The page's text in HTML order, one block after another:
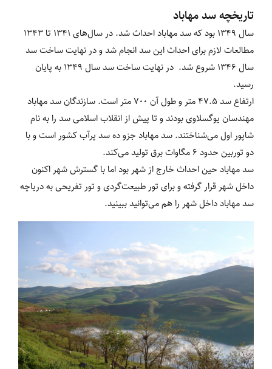
تاریخچه سد مهاباد
سال 1349 بود که سد مهاباد احداث شد. در سال‌های 1341 تا 1343
مطالعات لازم برای احداث این سد انجام شد و در نهایت ساخت سد
سال 1346 شروع شد. در نهایت ساخت سد سال 1349 به پایان
رسید.
ارتفاع سد 47.5 متر و طول آن 700 متر است. سازندگان سد مهاباد
مهندسان یوگسلاوی بودند و تا پیش از انقلاب اسلامی سد را به نام
شاپور اول می‌شناختند. سد مهاباد جزو ده سد پرآب کشور است و با
دو توربین حدود 6 مگاوات برق تولید می‌کند.
سد مهاباد حین احداث خارج از شهر بود اما با گسترش شهر اکنون
داخل شهر قرار گرفته و برای تور طبیعت‌گردی و تور تفریحی به دریاچه
سد مهاباد داخل شهر را هم می‌توانید ببینید.